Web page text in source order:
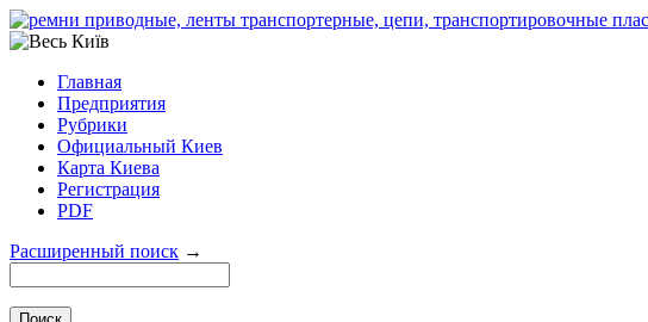
Главная
Предприятия
Рубрики
Официальный Киев
Карта Киева
Регистрация
PDF
Расширенный поиск →